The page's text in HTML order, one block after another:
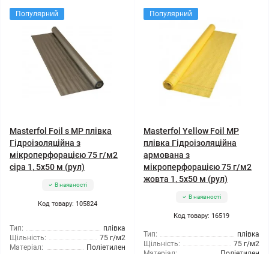
Популярний
Masterfol Foil s MP плівка
Гідроізоляційна з
мікроперфорацією 75 г/м2
сіра 1, 5x50 м (рул)
В наявності
Код товару: 105824
Тип:
плівка
Щільність:
75 г/м2
Матеріал:
Поліетилен
Популярний
Masterfol Yellow Foil MP
плівка Гідроізоляційна
армована з
мікроперфорацією 75 г/м2
жовта 1, 5x50 м (рул)
В наявності
Код товару: 16519
Тип:
плівка
Щільність:
75 г/м2